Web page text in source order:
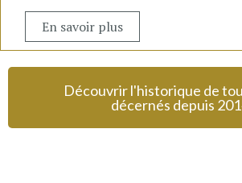
En savoir plus
Découvrir l'historique de
décernés depuis